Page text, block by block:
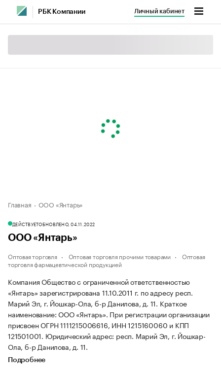
РБК Компании Личный кабинет
Главная ООО «Янтарь»
ДЕЙСТВУЕТОБНОВЛЕНО, 04.11.2022
ООО «Янтарь»
Оптовая торговля Оптовая торговля прочими товарами
Оптовая
торговля фармацевтической продукцией
Компания Общество с ограниченной ответственностью
«Янтарь» зарегистрирована 11.10.2011 г. по адресу респ.
Марий Эл, г. Йошкар-Ола, б-р Данилова, д. 11. Краткое
наименование: ООО «Янтарь». При регистрации организации
присвоен ОГРН 1111215006616, ИНН 1215160060 и КПП
121501001. Юридический адрес: респ. Марий Эл, г. Йошкар-
Ола, б-р Данилова, д. 11.
Подробнее